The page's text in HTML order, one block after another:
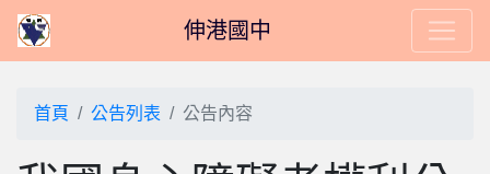
伸港國中
首頁 公告列表 公告內容